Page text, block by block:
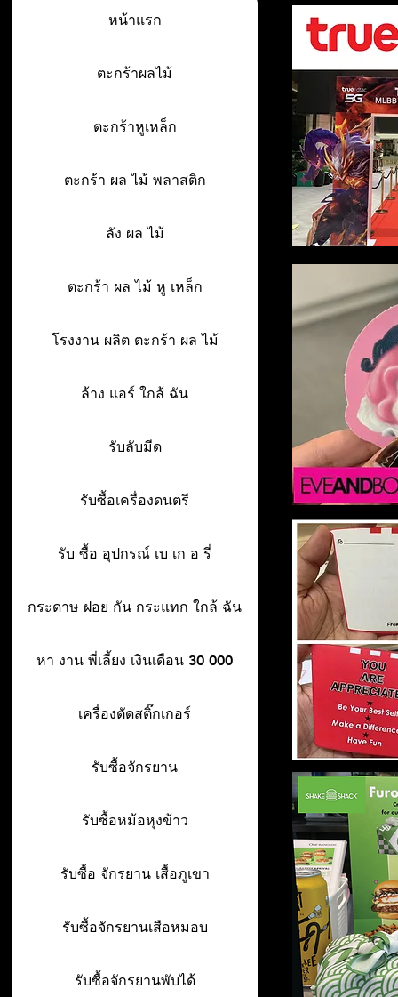
หน้าแรก
ตะกร้าผลไม้
ตะกร้าหูเหล็ก
ตะกร้า ผล ไม้ พลาสติก
ลัง ผล ไม้
ตะกร้า ผล ไม้ หู เหล็ก
โรงงาน ผลิต ตะกร้า ผล ไม้
ล้าง แอร์ ใกล้ ฉัน
รับลับมีด
รับซื้อเครื่องดนตรี
รับ ซื้อ อุปกรณ์ เบ เก อ รี่
กระดาษ ฝอย กัน กระแทก ใกล้ ฉัน
หา งาน พี่เลี้ยง เงินเดือน 30 000
เครื่องตัดสติ๊กเกอร์
รับซื้อจักรยาน
รับซื้อหม้อหุงข้าว
รับซื้อ จักรยาน เสื้อภูเขา
รับซื้อจักรยานเสือหมอบ
รับซื้อจักรยานพับได้